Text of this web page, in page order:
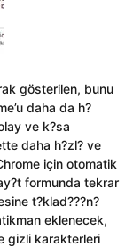
gösterilen, bunu
daha da h?
ve k?sa
daha h?zl? ve
için otomatik
formunda tekrar
t?klad???n?
eklenecek,
gizli karakterleri